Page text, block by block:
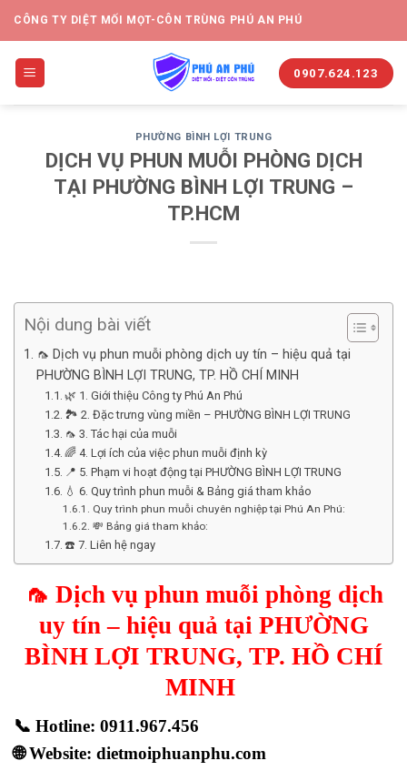
CÔNG TY DIỆT MỐI MỌT-CÔN TRÙNG PHÚ AN PHÚ
0907.624.123
PHƯỜNG BÌNH LỢI TRUNG
DỊCH VỤ PHUN MUỖI PHÒNG DỊCH
TẠI PHƯỜNG BÌNH LỢI TRUNG –
TP.HCM
Nội dung bài viết
🦟 Dịch vụ phun muỗi phòng dịch uy tín – hiệu quả tại
PHƯỜNG BÌNH LỢI TRUNG, TP. HỒ CHÍ MINH
🌿 1. Giới thiệu Công ty Phú An Phú
🏞️ 2. Đặc trưng vùng miền – PHƯỜNG BÌNH LỢI TRUNG
🦟 3. Tác hại của muỗi
🌈 4. Lợi ích của việc phun muỗi định kỳ
📍 5. Phạm vi hoạt động tại PHƯỜNG BÌNH LỢI TRUNG
💧 6. Quy trình phun muỗi & Bảng giá tham khảo
Quy trình phun muỗi chuyên nghiệp tại Phú An Phú:
💸 Bảng giá tham khảo:
☎️ 7. Liên hệ ngay
🦟 Dịch vụ phun muỗi phòng dịch
uy tín – hiệu quả tại PHƯỜNG
BÌNH LỢI TRUNG, TP. HỒ CHÍ
MINH
📞 Hotline: 0911.967.456
🌐Website: dietmoiphuanphu.com